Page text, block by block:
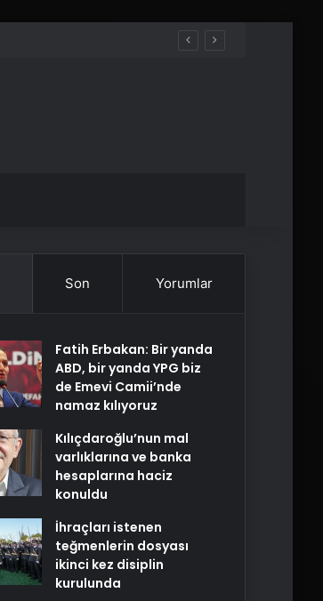
Son Yorumlar
Fatih Erbakan: Bir yanda
ABD, bir yanda YPG biz
de Emevi Camii’nde
namaz kılıyoruz
Kılıçdaroğlu’nun mal
varlıklarına ve banka
hesaplarına haciz
konuldu
İhraçları istenen
teğmenlerin dosyası
ikinci kez disiplin
kurulunda